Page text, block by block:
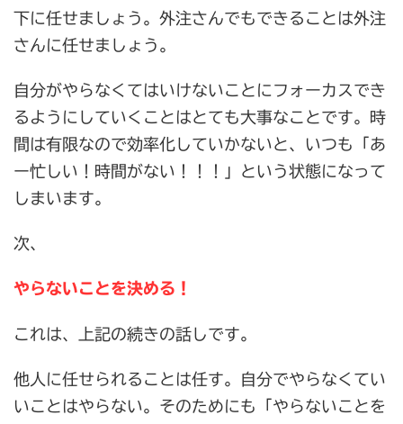
下に任せましょう。外注さんでもできることは外注
さんに任せましょう。
自分がやらなくてはいけないことにフォーカスでき
るようにしていくことはとても大事なことです。時
間は有限なので効率化していかないと、いつも「あ
ー忙しい！時間がない！！！」という状態になって
しまいます。
次、
やらないことを決める！
これは、上記の続きの話しです。
他人に任せられることは任す。自分でやらなくてい
いことはやらない。そのためにも「やらないことを